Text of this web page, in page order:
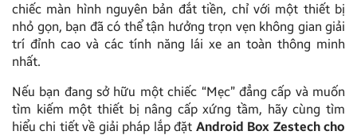
chiếc màn hình nguyên bản đắt tiền, chỉ với một thiết bị
nhỏ gọn, bạn đã có thể tận hưởng trọn vẹn không gian giải
trí đỉnh cao và các tính năng lái xe an toàn thông minh
nhất.
Nếu bạn đang sở hữu một chiếc “Mẹc” đẳng cấp và muốn
tìm kiếm một thiết bị nâng cấp xứng tầm, hãy cùng tìm
hiểu chi tiết về giải pháp lắp đặt Android Box Zestech cho